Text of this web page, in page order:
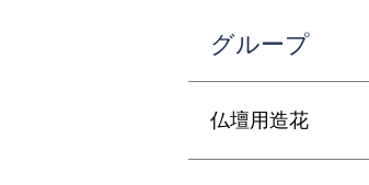
グループ
仏壇用造花